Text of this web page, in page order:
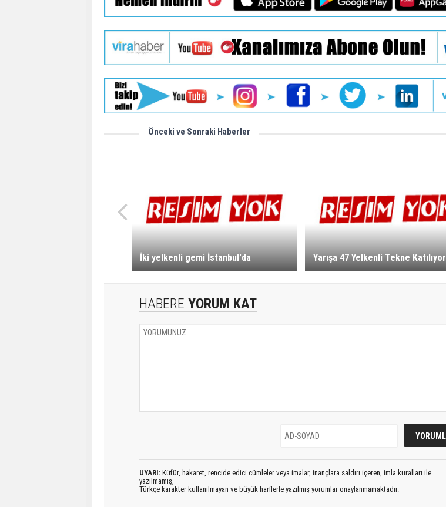
Önceki ve Sonraki Haberler
İki yelkenli gemi İstanbul'da Yarışa 47 Yelkenli Tekne Katılıyor
HABERE YORUM KAT
UYARI: Küfür, hakaret, rencide edici cümleler veya imalar, inançlara saldırı içeren, imla kuralları ile
yazılmamış,
Türkçe karakter kullanılmayan ve büyük harflerle yazılmış yorumlar onaylanmamaktadır.